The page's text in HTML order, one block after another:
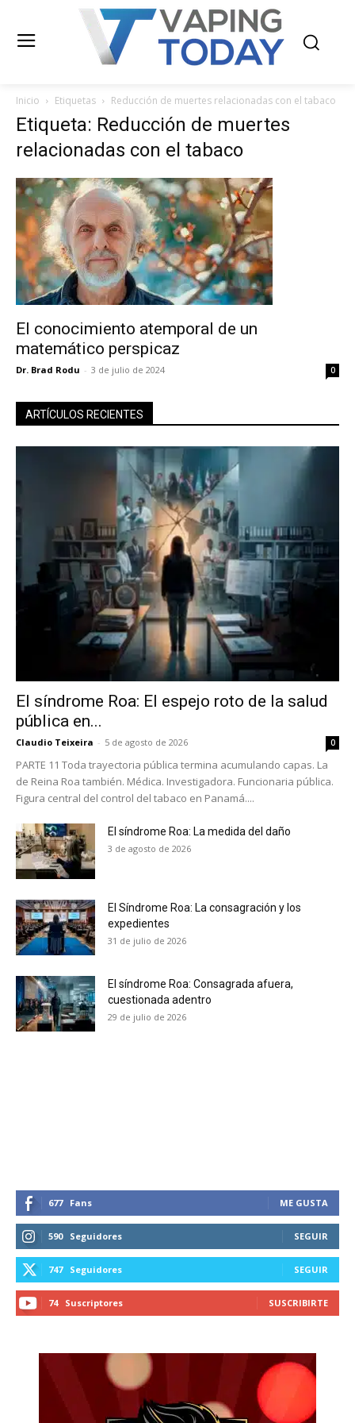
No te pierdas de las
últimas noticias
tobacco harm reduction in your email.
Inicio Etiquetas Reducción de muertes relacionadas con el tabaco
Etiqueta: Reducción de muertes
relacionadas con el tabaco
El conocimiento atemporal de un
matemático perspicaz
Dr. Brad Rodu - 3 de julio de 2024 0
ARTÍCULOS RECIENTES
El síndrome Roa: El espejo roto de la salud
pública en...
Claudio Teixeira - 5 de agosto de 2026 0
PARTE 11 Toda trayectoria pública termina acumulando capas. La
de Reina Roa también. Médica. Investigadora. Funcionaria pública.
Figura central del control del tabaco en Panamá....
El síndrome Roa: La medida del daño
3 de agosto de 2026
El Síndrome Roa: La consagración y los
expedientes
31 de julio de 2026
El síndrome Roa: Consagrada afuera,
cuestionada adentro
29 de julio de 2026
677 Fans ME GUSTA
590 Seguidores SEGUIR
747 Seguidores SEGUIR
74 Suscriptores SUSCRIBIRTE